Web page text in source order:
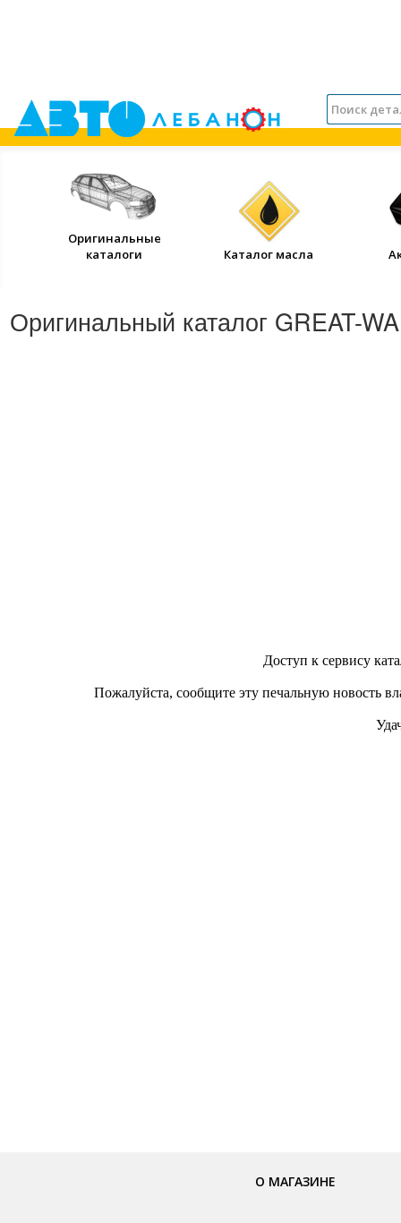
Оригинальные
каталоги
Каталог масла
Оригинальный каталог GREAT-
О МАГАЗИНЕ